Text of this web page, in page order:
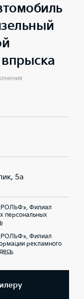
5а
Филиал
персональных
Филиал
рекламного
.